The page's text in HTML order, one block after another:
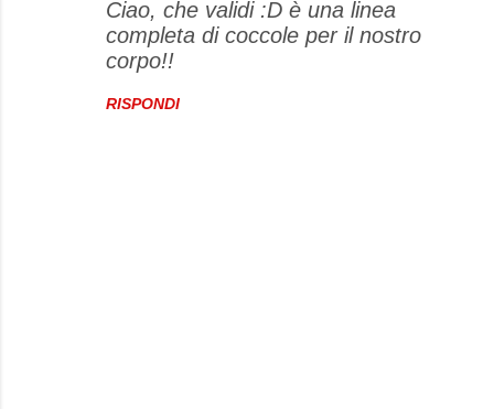
Ciao, che validi :D è una linea
completa di coccole per il nostro
corpo!!
RISPONDI